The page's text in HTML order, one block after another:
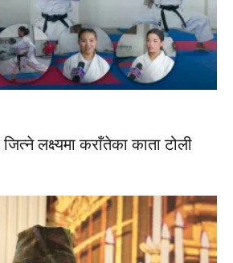
लक्ष्यमा कराँतेका काता टोली